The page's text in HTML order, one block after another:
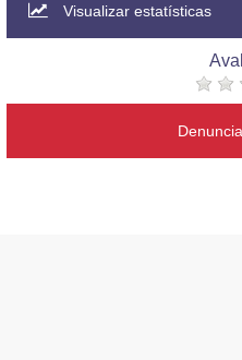
Visualizar estatísticas